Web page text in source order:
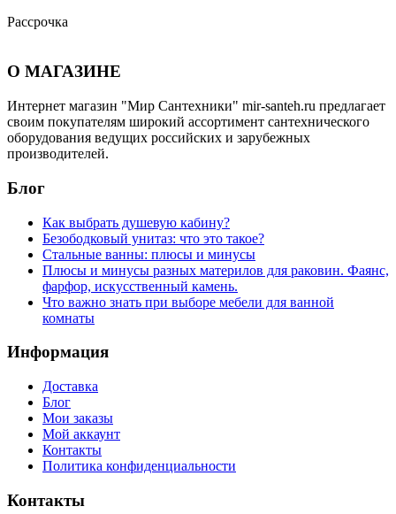
Рассрочка
О МАГАЗИНЕ
Интернет магазин "Мир Сантехники" mir-santeh.ru предлагает
своим покупателям широкий ассортимент сантехнического
оборудования ведущих российских и зарубежных
производителей.
Блог
Как выбрать душевую кабину?
Безободковый унитаз: что это такое?
Стальные ванны: плюсы и минусы
Плюсы и минусы разных материлов для раковин. Фаянс,
фарфор, искусственный камень.
Что важно знать при выборе мебели для ванной
комнаты
Информация
Доставка
Блог
Мои заказы
Мой аккаунт
Контакты
Политика конфиденциальности
Контакты